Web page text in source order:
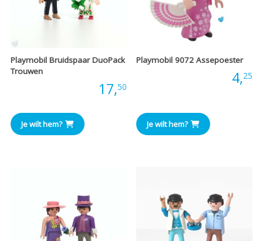
Playmobil Bruidspaar DuoPack
Trouwen
17,50
Je wilt hem?
Playmobil 9072 Assepoester
4,25
Je wilt hem?